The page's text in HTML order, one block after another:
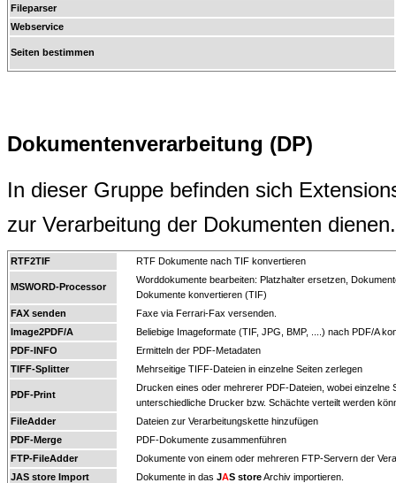
Fileparser
Webservice
Seiten bestimmen
Dokumentenverarbeitung (DP)
In dieser Gruppe befinden sich
zur Verarbeitung der Dokumenten dienen.
RTF2TIF RTF Dokumente nach TIF konvertieren
MSWORD-Processor
Worddokumente bearbeiten: Platzhalter ersetzen,
Dokumente konvertieren (TIF)
FAX senden
Faxe via Ferrari-Fax versenden.
Image2PDF/A
Beliebige Imageformate (TIF, JPG, BMP, ....) nach PDF/A
PDF-INFO
Ermitteln der PDF-Metadaten
TIFF-Splitter
Mehrseitige TIFF-Dateien in einzelne Seiten zerlegen
PDF-Print
Drucken eines oder mehrerer PDF-Dateien, wobei einzelne
unterschiedliche Drucker bzw. Schächte verteilt werden
FileAdder
Dateien zur Verarbeitungskette hinzufügen
PDF-Merge
PDF-Dokumente zusammenführen
FTP-FileAdder
Dokumente von einem oder mehreren FTP-Servern der
JAS store Import
Dokumente in das JAS storeArchiv importieren.